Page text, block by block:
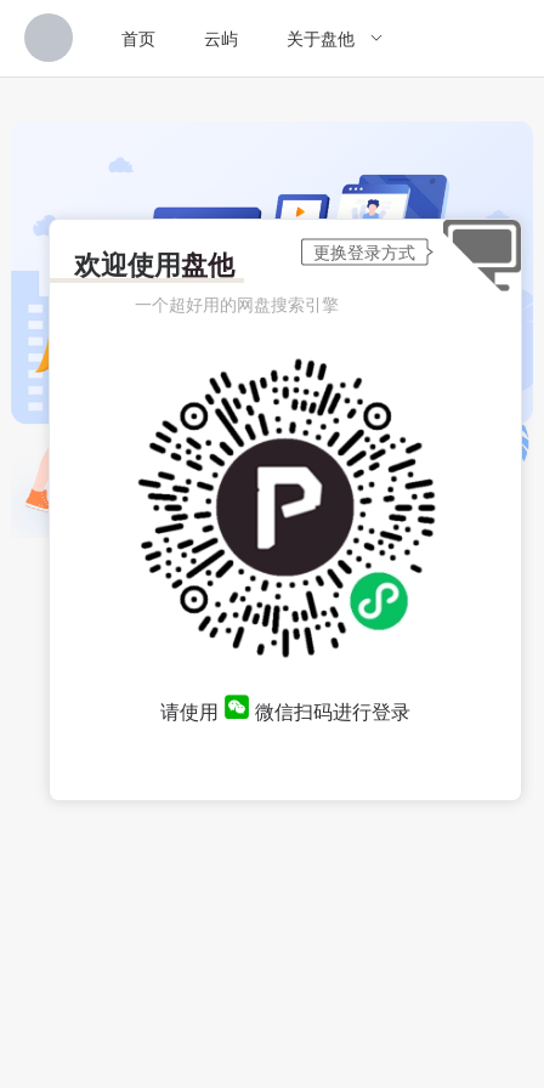
首页 云屿 关于盘他
欢迎使用盘他
一个超好用的网盘搜索引擎
请使用 微信扫码进行登录